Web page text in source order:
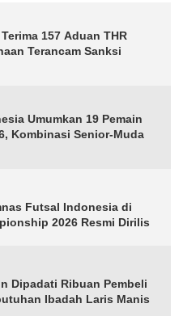
157 Aduan THR
Terancam Sanksi
Umumkan 19 Pemain
Kombinasi Senior-Muda
Futsal Indonesia di
2026 Resmi Dirilis
Dipadati Ribuan Pembeli
Ibadah Laris Manis